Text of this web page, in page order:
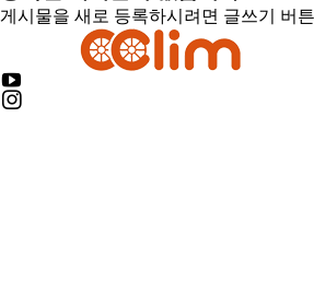
게시물을 새로 등록하시려면 글쓰기 버